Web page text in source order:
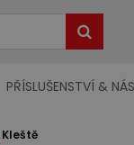
PŘÍSLUŠENSTVÍ &
Kleště